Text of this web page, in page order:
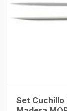
Set Cuchillo